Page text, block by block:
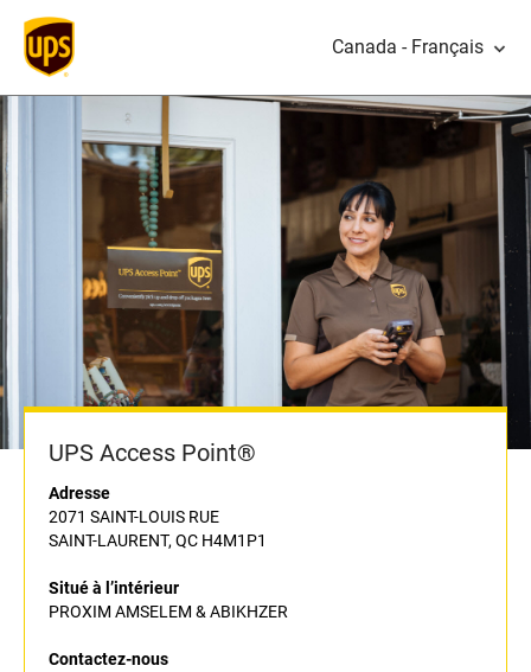
Canada - Français
UPS Access Point®
Adresse
2071 SAINT-LOUIS RUE
SAINT-LAURENT, QC H4M1P1
Situé à l’intérieur
PROXIM AMSELEM & ABIKHZER
Contactez-nous